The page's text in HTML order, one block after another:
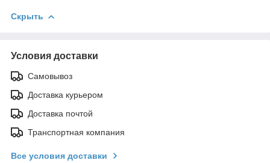
Скрыть
Условия доставки
Самовывоз
Доставка курьером
Доставка почтой
Транспортная компания
Все условия доставки